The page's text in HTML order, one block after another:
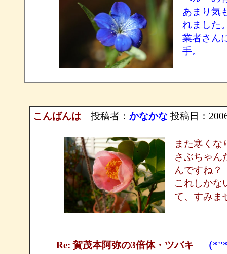
あまり気
れました
業者さん
手。
こんばんは投稿者： かなかな投稿日：
また寒くな
さぶちゃん
んですね？
これしかな
て、すみま
Re: 賀茂本阿弥の3倍体・ツバキ （